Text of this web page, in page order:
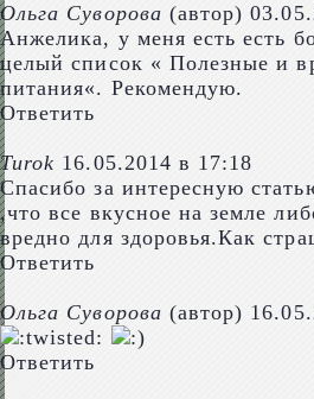
Ольга Суворова (автор)
Анжелика, у меня есть есть
целый список « Полезные и
питания«. Рекомендую.
Ответить
Turok 16.05.2014 в 17:18
Спасибо за интересную
,что все вкусное на земле
вредно для здоровья.Как
Ответить
Ольга Суворова (автор)
Ответить